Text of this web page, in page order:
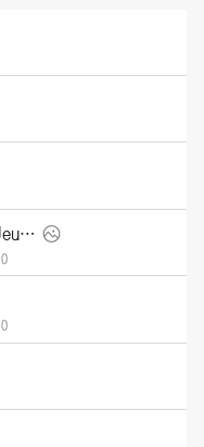
부가티 W16 Mistral Le Retour du Jeune Prince (2026)
0
0